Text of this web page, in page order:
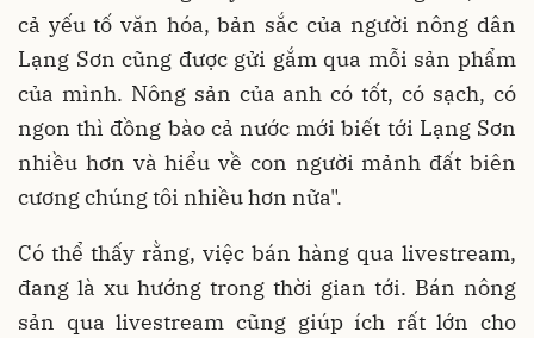
cả yếu tố văn hóa, bản sắc của người nông dân
Lạng Sơn cũng được gửi gắm qua mỗi sản phẩm
của mình. Nông sản của anh có tốt, có sạch, có
ngon thì đồng bào cả nước mới biết tới Lạng Sơn
nhiều hơn và hiểu về con người mảnh đất biên
cương chúng tôi nhiều hơn nữa".
Có thể thấy rằng, việc bán hàng qua livestream,
đang là xu hướng trong thời gian tới. Bán nông
sản qua livestream cũng giúp ích rất lớn cho